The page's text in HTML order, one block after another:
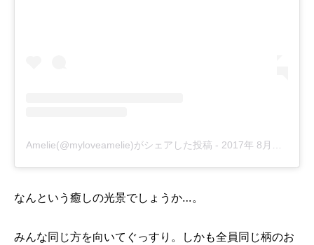
Amelie(@myloveamelie)がシェアした投稿 - 2017年 8月月7日午前8時38分PDT
なんという癒しの光景でしょうか…。
みんな同じ方を向いてぐっすり。しかも全員同じ柄のお